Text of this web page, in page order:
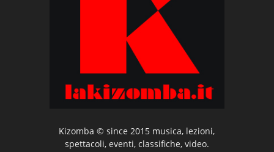
Kizomba © since 2015 musica, lezioni,
spettacoli, eventi, classifiche, video.